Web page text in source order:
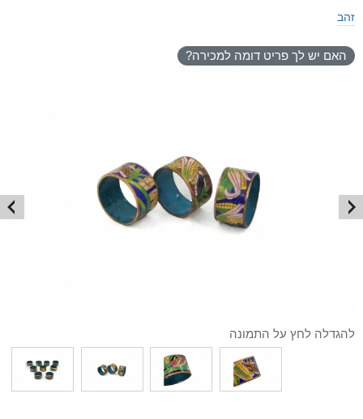
זהב
האם יש לך פריט דומה למכירה?
להגדלה לחץ על התמונה